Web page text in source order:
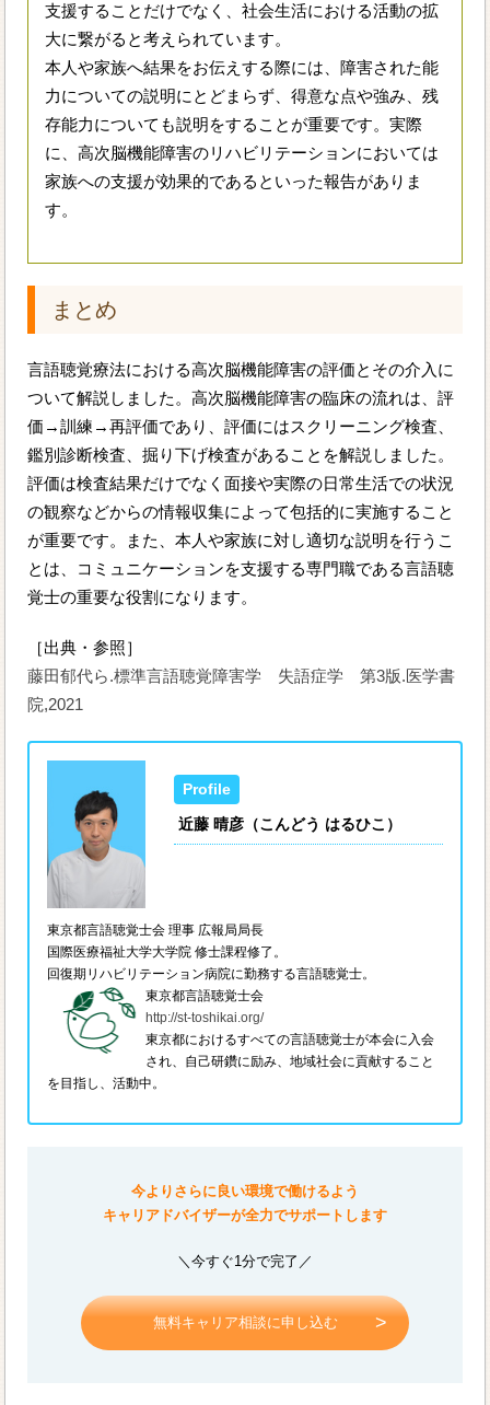
支援することだけでなく、社会生活における活動の拡
大に繋がると考えられています。
本人や家族へ結果をお伝えする際には、障害された能
力についての説明にとどまらず、得意な点や強み、残
存能力についても説明をすることが重要です。実際
に、高次脳機能障害のリハビリテーションにおいては
家族への支援が効果的であるといった報告がありま
す。
まとめ
言語聴覚療法における高次脳機能障害の評価とその介入に
ついて解説しました。高次脳機能障害の臨床の流れは、評
価→訓練→再評価であり、評価にはスクリーニング検査、
鑑別診断検査、掘り下げ検査があることを解説しました。
評価は検査結果だけでなく面接や実際の日常生活での状況
の観察などからの情報収集によって包括的に実施すること
が重要です。また、本人や家族に対し適切な説明を行うこ
とは、コミュニケーションを支援する専門職である言語聴
覚士の重要な役割になります。
［出典・参照］
藤田郁代ら.標準言語聴覚障害学 失語症学 第3版.医学書
院,2021
近藤 晴彦（こんどう はるひこ）
東京都言語聴覚士会 理事 広報局局長
国際医療福祉大学大学院 修士課程修了。
回復期リハビリテーション病院に勤務する言語聴覚士。
東京都言語聴覚士会
http://st-toshikai.org/
東京都におけるすべての言語聴覚士が本会に入会
され、自己研鑽に励み、地域社会に貢献すること
を目指し、活動中。
今よりさらに良い環境で働けるよう
キャリアドバイザーが全力でサポートします
＼今すぐ1分で完了／
無料キャリア相談に申し込む